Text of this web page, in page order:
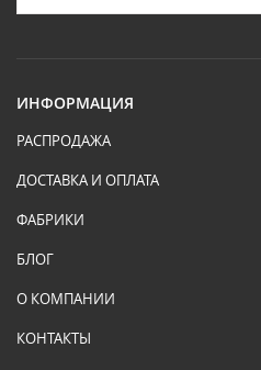
ИНФОРМАЦИЯ
РАСПРОДАЖА
ДОСТАВКА И ОПЛАТА
ФАБРИКИ
БЛОГ
О КОМПАНИИ
КОНТАКТЫ